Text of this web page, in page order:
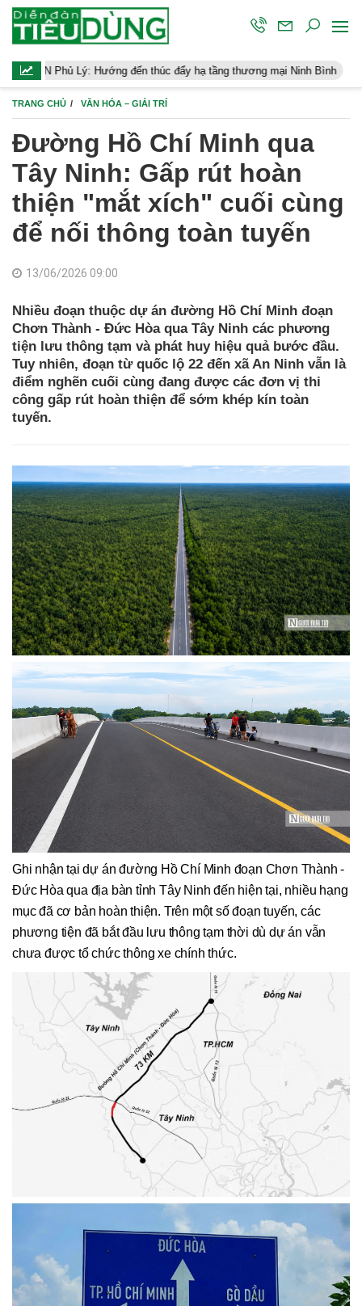
đến thúc đẩy hạ tầng thương mại Ninh Bình Điều hành kinh tế vĩ
TRANG CHỦ VĂN HÓA – GIẢI TRÍ
Đường Hồ Chí Minh qua
Tây Ninh: Gấp rút hoàn
thiện "mắt xích" cuối cùng
để nối thông toàn tuyến
13/06/2026 09:00
Nhiều đoạn thuộc dự án đường Hồ Chí Minh đoạn
Chơn Thành - Đức Hòa qua Tây Ninh các phương
tiện lưu thông tạm và phát huy hiệu quả bước đầu.
Tuy nhiên, đoạn từ quốc lộ 22 đến xã An Ninh vẫn là
điểm nghẽn cuối cùng đang được các đơn vị thi
công gấp rút hoàn thiện để sớm khép kín toàn
tuyến.
Ghi nhận tại dự án đường Hồ Chí Minh đoạn Chơn Thành -
Đức Hòa qua địa bàn tỉnh Tây Ninh đến hiện tại, nhiều hạng
mục đã cơ bản hoàn thiện. Trên một số đoạn tuyến, các
phương tiện đã bắt đầu lưu thông tạm thời dù dự án vẫn
chưa được tổ chức thông xe chính thức.